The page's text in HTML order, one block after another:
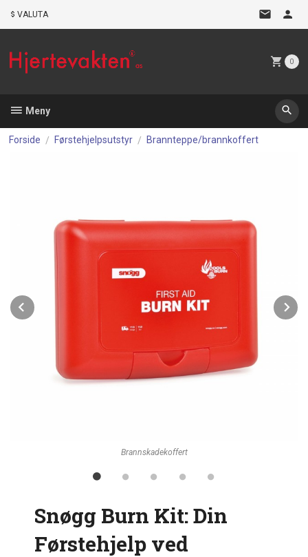
VALUTA
0
Meny
Forside Førstehjelpsutstyr Brannteppe/brannkoffert
Brannskadekoffert
Prev
Snøgg Burn Kit: Din
Førstehjelp ved